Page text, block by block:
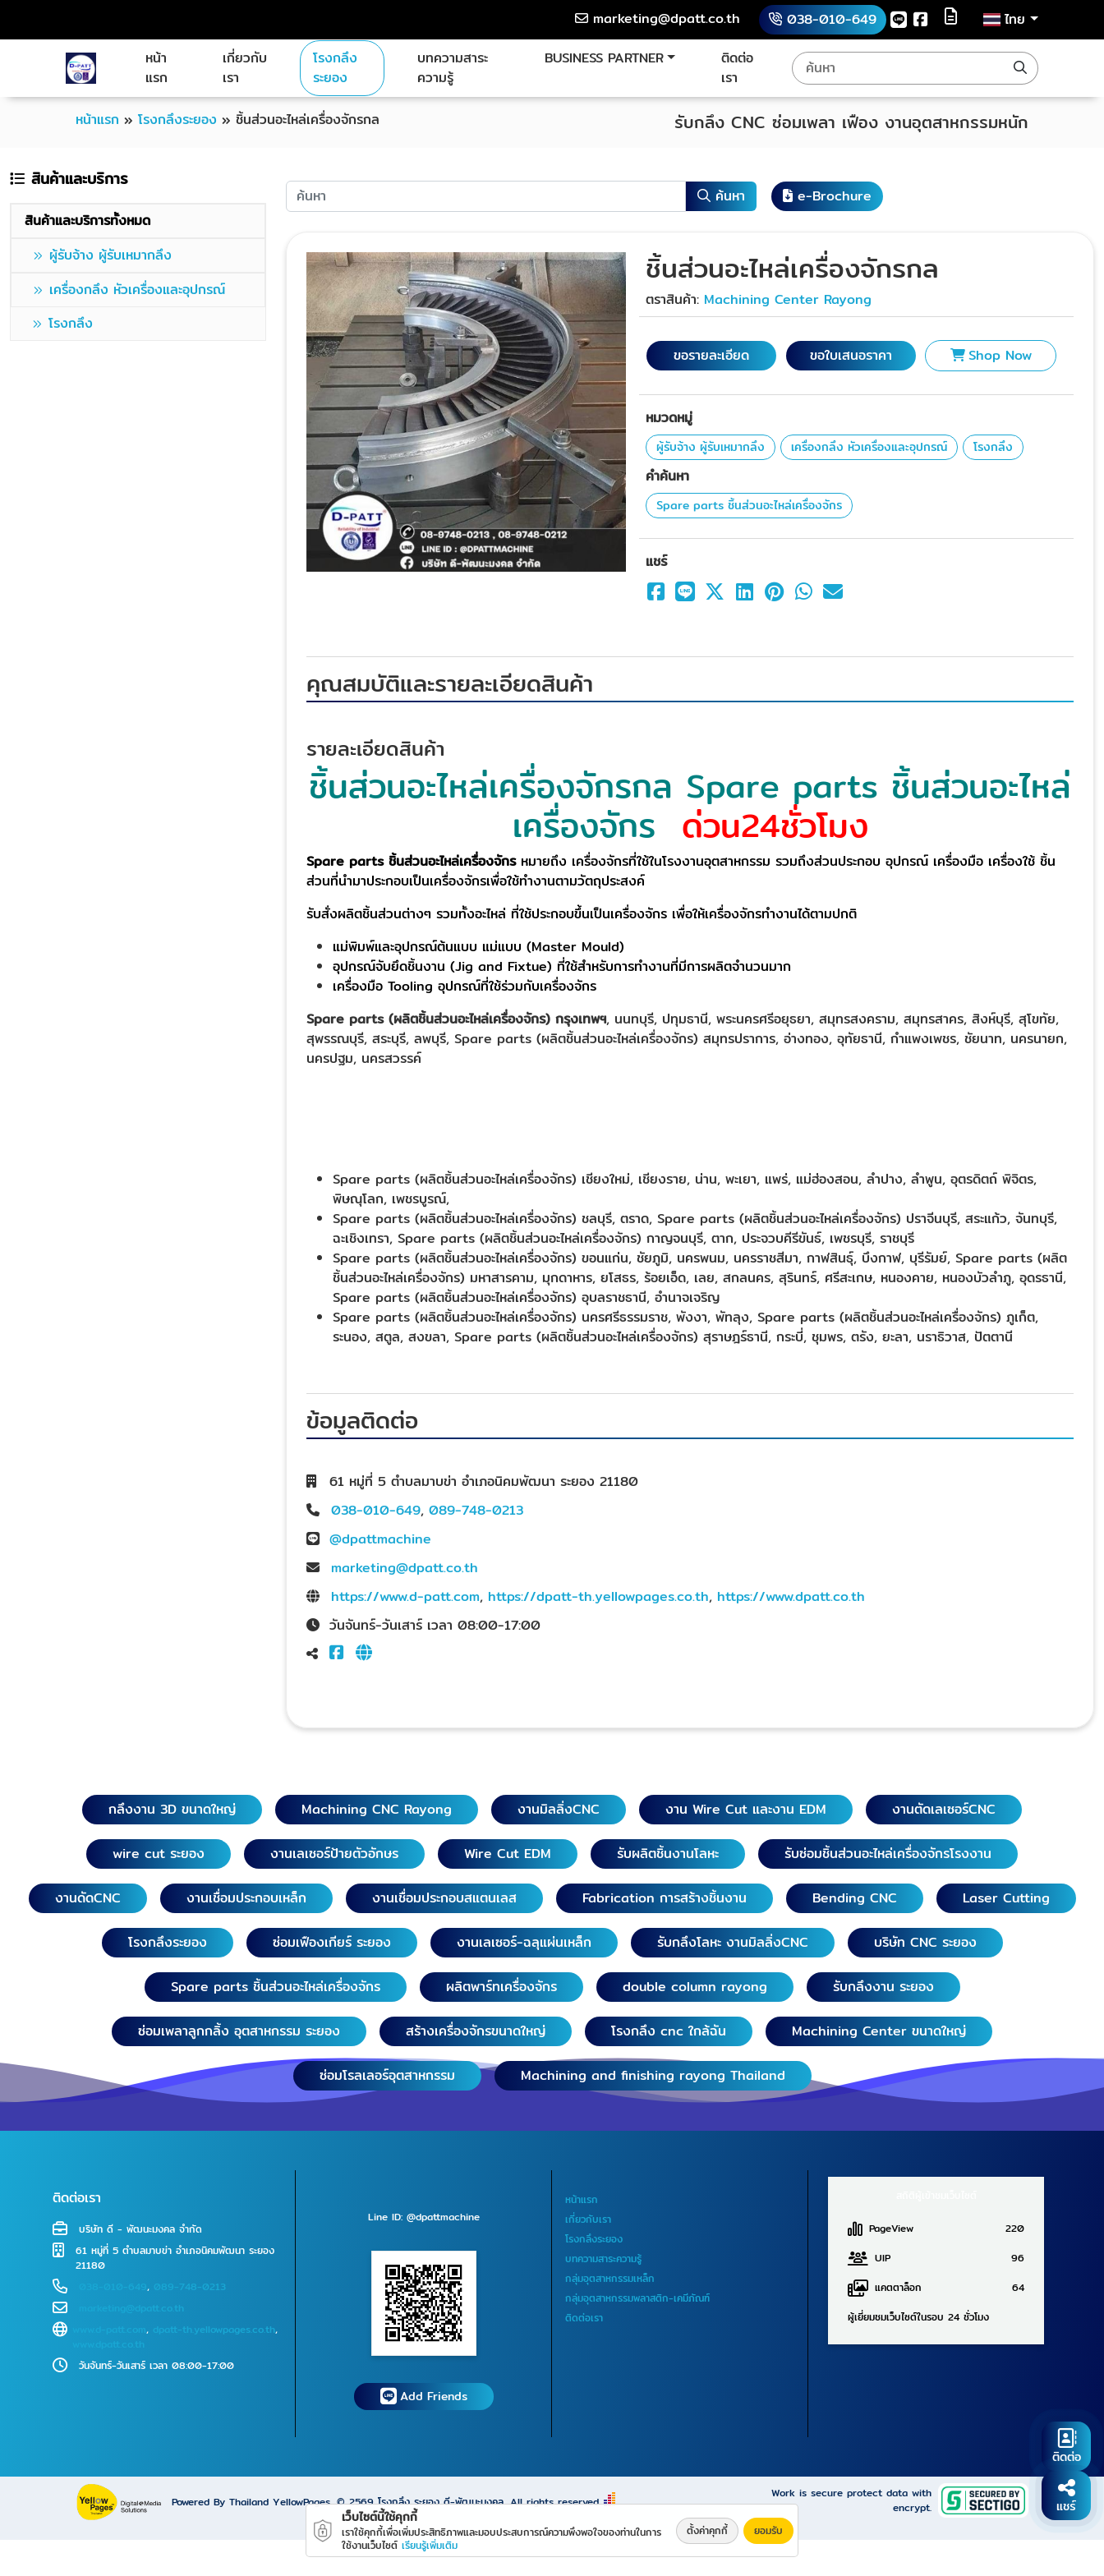
marketing@dpatt.co.th 038-010-649
ไทย
หน้า
แรก
เกี่ยวกับ
เรา
โรงกลึง
ระยอง
บทความสาระ
ความรู้
BUSINESS PARTNER
ติดต่อ
เรา
หน้าแรก » โรงกลึงระยอง » ชิ้นส่วนอะไหล่เครื่องจักรกล รับกลึง CNC ซ่อมเพลา เฟือง งานอุตสาหกรรมหนัก
สินค้าและบริการ
สินค้าและบริการทั้งหมด
ผู้รับจ้าง ผู้รับเหมากลึง
เครื่องกลึง หัวเครื่องและอุปกรณ์
โรงกลึง
ค้นหา e-Brochure
ชิ้นส่วนอะไหล่เครื่องจักรกล
ตราสินค้า: Machining Center Rayong
ขอรายละเอียด ขอใบเสนอราคา Shop Now
หมวดหมู่
ผู้รับจ้าง ผู้รับเหมากลึง เครื่องกลึง หัวเครื่องและอุปกรณ์ โรงกลึง
คำค้นหา
Spare parts ชิ้นส่วนอะไหล่เครื่องจักร
แชร์
คุณสมบัติและรายละเอียดสินค้า
รายละเอียดสินค้า
ชิ้นส่วนอะไหล่เครื่องจักรกล Spare parts ชิ้นส่วนอะไหล่
เครื่องจักร ด่วน24ชั่วโมง
Spare parts ชิ้นส่วนอะไหล่เครื่องจักรหมายถึง เครื่องจักรที่ใช้ในโรงงานอุตสาหกรรม รวมถึงส่วนประกอบ อุปกรณ์ เครื่องมือ เครื่องใช้ ชิ้น
ส่วนที่นำมาประกอบเป็นเครื่องจักรเพื่อใช้ทำงานตามวัตถุประสงค์
รับสั่งผลิตชิ้นส่วนต่างๆ รวมทั้งอะไหล่ ที่ใช้ประกอบขึ้นเป็นเครื่องจักร เพื่อให้เครื่องจักรทำงานได้ตามปกติ
แม่พิมพ์และอุปกรณ์ต้นแบบ แม่แบบ (Master Mould)
อุปกรณ์จับยึดชิ้นงาน (Jig and Fixtue) ที่ใช้สำหรับการทำงานที่มีการผลิตจำนวนมาก
เครื่องมือ Tooling อุปกรณ์ที่ใช้ร่วมกับเครื่องจักร
Spare parts (ผลิตชิ้นส่วนอะไหล่เครื่องจักร) กรุงเทพฯ, นนทบุรี, ปทุมธานี, พระนครศรีอยุธยา, สมุทรสงคราม, สมุทรสาคร, สิงห์บุรี, สุโขทัย,
สุพรรณบุรี, สระบุรี, ลพบุรี, Spare parts (ผลิตชิ้นส่วนอะไหล่เครื่องจักร) สมุทรปราการ, อ่างทอง, อุทัยธานี, กำแพงเพชร, ชัยนาท, นครนายก,
นครปฐม, นครสวรรค์
Spare parts (ผลิตชิ้นส่วนอะไหล่เครื่องจักร) เชียงใหม่, เชียงราย, น่าน, พะเยา, แพร่, แม่ฮ่องสอน, ลำปาง, ลำพูน, อุตรดิตถ์ พิจิตร,
พิษณุโลก, เพชรบูรณ์,
Spare parts (ผลิตชิ้นส่วนอะไหล่เครื่องจักร) ชลบุรี, ตราด, Spare parts (ผลิตชิ้นส่วนอะไหล่เครื่องจักร) ปราจีนบุรี, สระแก้ว, จันทบุรี,
ฉะเชิงเทรา, Spare parts (ผลิตชิ้นส่วนอะไหล่เครื่องจักร) กาญจนบุรี, ตาก, ประจวบคีรีขันธ์, เพชรบุรี, ราชบุรี
Spare parts (ผลิตชิ้นส่วนอะไหล่เครื่องจักร) ขอนแก่น, ชัยภูมิ, นครพนม, นครราชสีมา, กาฬสินธุ์, บึงกาฬ, บุรีรัมย์, Spare parts (ผลิต
ชิ้นส่วนอะไหล่เครื่องจักร) มหาสารคาม, มุกดาหาร, ยโสธร, ร้อยเอ็ด, เลย, สกลนคร, สุรินทร์, ศรีสะเกษ, หนองคาย, หนองบัวลำภู, อุดรธานี,
Spare parts (ผลิตชิ้นส่วนอะไหล่เครื่องจักร) อุบลราชธานี, อำนาจเจริญ
Spare parts (ผลิตชิ้นส่วนอะไหล่เครื่องจักร) นครศรีธรรมราช, พังงา, พัทลุง, Spare parts (ผลิตชิ้นส่วนอะไหล่เครื่องจักร) ภูเก็ต,
ระนอง, สตูล, สงขลา, Spare parts (ผลิตชิ้นส่วนอะไหล่เครื่องจักร) สุราษฎร์ธานี, กระบี่, ชุมพร, ตรัง, ยะลา, นราธิวาส, ปัตตานี
ข้อมูลติดต่อ
61 หมู่ที่ 5 ตำบลมาบข่า อำเภอนิคมพัฒนา ระยอง 21180
038-010-649, 089-748-0213
@dpattmachine
marketing@dpatt.co.th
https://www.d-patt.com, https://dpatt-th.yellowpages.co.th, https://www.dpatt.co.th
วันจันทร์-วันเสาร์ เวลา 08:00-17:00
กลึงงาน 3D ขนาดใหญ่ Machining CNC Rayong งานมิลลิ่งCNC งาน Wire Cut และงาน EDM งานตัดเลเซอร์CNC
wire cut ระยอง งานเลเซอร์ป้ายตัวอักษร Wire Cut EDM รับผลิตชิ้นงานโลหะ รับซ่อมชิ้นส่วนอะไหล่เครื่องจักรโรงงาน
งานดัดCNC งานเชื่อมประกอบเหล็ก งานเชื่อมประกอบสแตนเลส Fabrication การสร้างชิ้นงาน Bending CNC Laser Cutting
โรงกลึงระยอง ซ่อมเฟืองเกียร์ ระยอง งานเลเซอร์-ฉลุแผ่นเหล็ก รับกลึงโลหะ งานมิลลิ่งCNC บริษัท CNC ระยอง
Spare parts ชิ้นส่วนอะไหล่เครื่องจักร ผลิตพาร์ทเครื่องจักร double column rayong รับกลึงงาน ระยอง
ซ่อมเพลาลูกกลิ้ง อุตสาหกรรม ระยอง สร้างเครื่องจักรขนาดใหญ่ โรงกลึง cnc ใกล้ฉัน Machining Center ขนาดใหญ่
ซ่อมโรลเลอร์อุตสาหกรรม Machining and finishing rayong Thailand
ติดต่อเรา
บริษัท ดี - พัฒนะมงคล จำกัด
61 หมู่ที่ 5 ตำบลมาบข่า อำเภอนิคมพัฒนา ระยอง
21180
, 089-748-0213
marketing@dpatt.co.th
www.d-patt.com, dpatt-th.yellowpages.co.th,
www.dpatt.co.th
วันจันทร์-วันเสาร์ เวลา 08:00-17:00
Line ID: @dpattmachine
Add Friends
หน้าแรก
เกี่ยวกับเรา
โรงกลึงระยอง
บทความสาระความรู้
กลุ่มอุตสาหกรรมเหล็ก
กลุ่มอุตสาหกรรมพลาสติก-เคมีภัณฑ์
ติดต่อเรา
PageView
220
UIP
96
แคตตาล็อก
64
ผู้เยี่ยมชมเว็บไซต์ในรอบ 24 ชั่วโมง
Powered By Thailand YellowPages © 2569โรงกลึง ระยอง ดี-พัฒนะมงคล All rights reserved.
Work is secure protect data with
encrypt.
ติดต่อ
แชร์
เว็บไซต์นี้ใช้คุกกี้
เราใช้คุกกี้เพื่อเพิ่มประสิทธิภาพและมอบประสบการณ์ความพึงพอใจของท่านในการ
ใช้งานเว็บไซต์ เรียนรู้เพิ่มเติม
ตั้งค่าคุกกี้ ยอมรับ